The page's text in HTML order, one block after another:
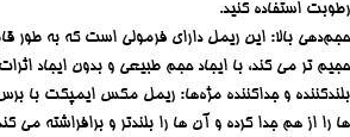
رطوبت استفاده کنید.
حجم‌دهی بالا: این ریمل دارای فرمولی است که به طور
حجیم‌ تر می‌ کند، با ایجاد حجم طبیعی و بدون ایجاد
بلندکننده و جداکننده مژه‌ها: ریمل مکس ایمپکت با
ها را از هم جدا کرده و آن‌ ها را بلندتر و برافراشته می‌